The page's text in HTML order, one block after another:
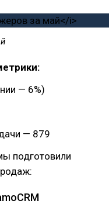
— 6%)
— 879
подготовили